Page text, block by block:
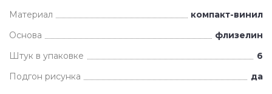
Материал
компакт-винил
Основа
флизелин
Штук в упаковке
6
Подгон рисунка
да